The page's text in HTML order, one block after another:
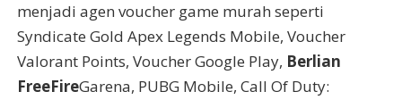
menjadi agen voucher game murah seperti
Syndicate Gold Apex Legends Mobile, Voucher
Valorant Points, Voucher Google Play, Berlian
FreeFireGarena, PUBG Mobile, Call Of Duty: